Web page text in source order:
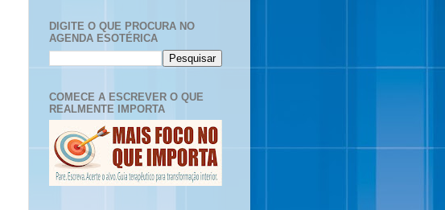
DIGITE O QUE PROCURA NO
AGENDA ESOTÉRICA
COMECE A ESCREVER O QUE
REALMENTE IMPORTA